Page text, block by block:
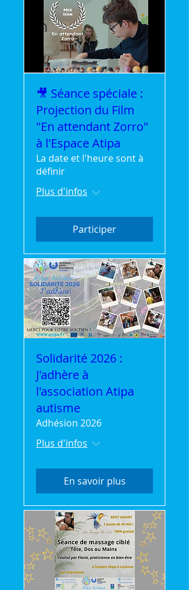
🎥 Séance spéciale :
Projection du Film
"En attendant Zorro"
à l'Espace Atipa
La date et l'heure sont à
définir
Plus d'infos
Participer
Solidarité 2026 :
J'adhère à
l'association Atipa
autisme
Adhésion 2026
Plus d'infos
En savoir plus